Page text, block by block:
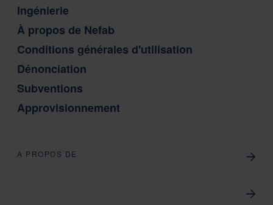
Ingénierie
À propos de Nefab
Conditions générales d'utilisation
Dénonciation
Subventions
Approvisionnement
A PROPOS DE